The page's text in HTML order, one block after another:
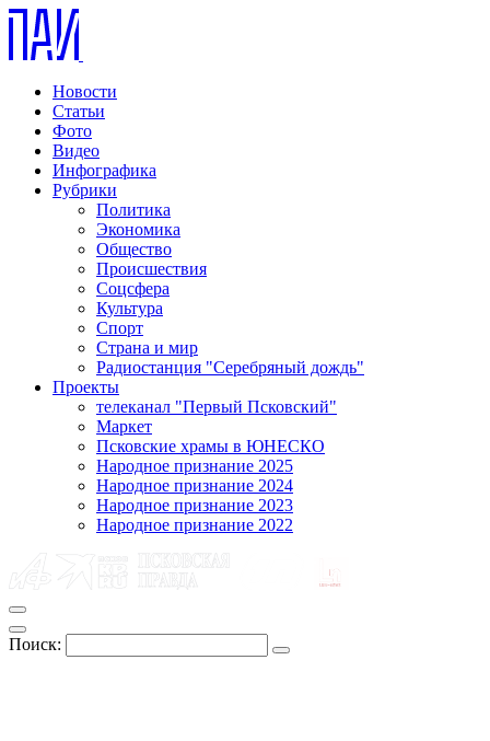
Новости
Статьи
Фото
Видео
Инфографика
Рубрики
Политика
Экономика
Общество
Происшествия
Соцсфера
Культура
Спорт
Страна и мир
Радиостанция "Серебряный дождь"
Проекты
телеканал "Первый Псковский"
Маркет
Псковские храмы в ЮНЕСКО
Народное признание 2025
Народное признание 2024
Народное признание 2023
Народное признание 2022
Поиск: